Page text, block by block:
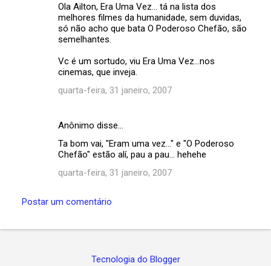
Ola Ailton, Era Uma Vez... tá na lista dos
melhores filmes da humanidade, sem duvidas,
só não acho que bata O Poderoso Chefão, são
semelhantes.
Vc é um sortudo, viu Era Uma Vez...nos
cinemas, que inveja.
quarta-feira, 31 janeiro, 2007
Anônimo disse…
Ta bom vai, "Eram uma vez..." e "O Poderoso
Chefão" estão alí, pau a pau... hehehe
quarta-feira, 31 janeiro, 2007
Postar um comentário
Tecnologia do Blogger